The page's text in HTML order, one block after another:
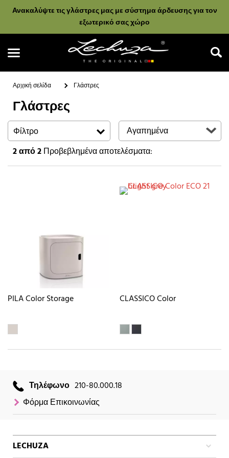
Ανακαλύψτε τις γλάστρες μας με σύστημα άρδευσης για τον
εξωτερικό σας χώρο
Αναζήτηση
Αρχική σελίδα Γλάστρες
Γλάστρες
Φίλτρο
2από 2Προβεβλημένα αποτελέσματα:
PILA Color Storage CLASSICO Color
Τηλέφωνο 210-80.000.18
Φόρμα Επικοινωνίας
LECHUZA